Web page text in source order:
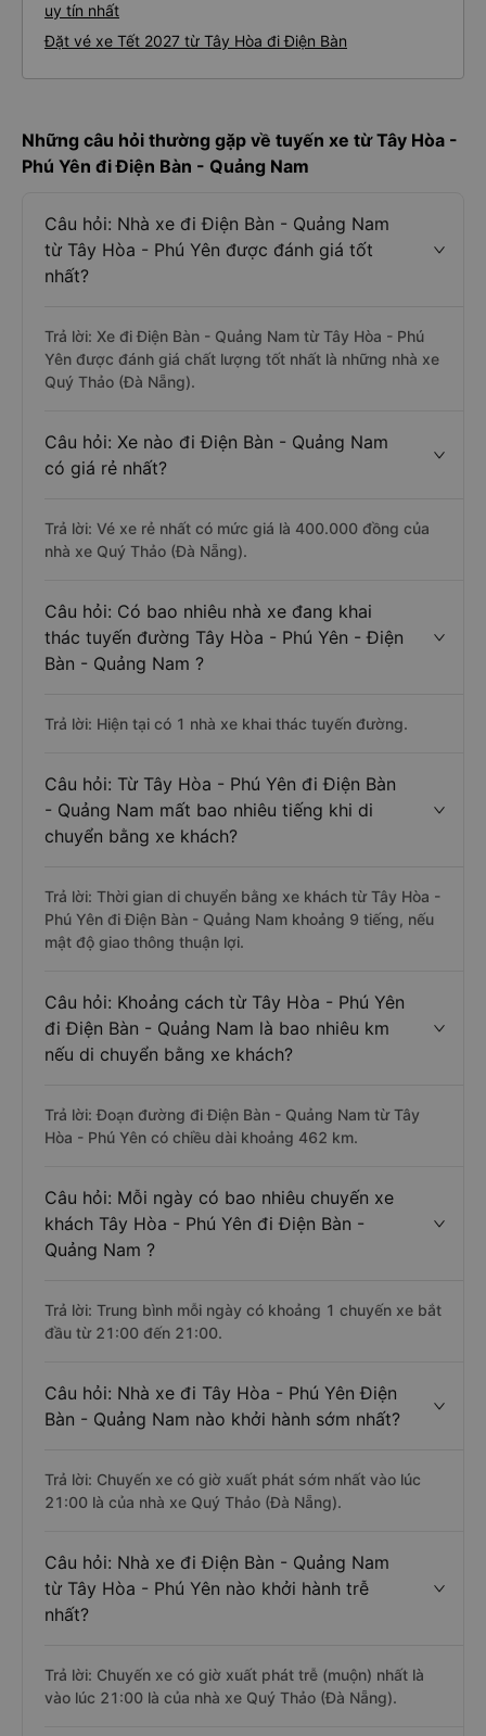
uy tín nhất
Đặt vé xe Tết 2027 từ Tây Hòa đi Điện Bàn
Những câu hỏi thường gặp về tuyến xe từ Tây Hòa -
Phú Yên đi Điện Bàn - Quảng Nam
Câu hỏi: Nhà xe đi Điện Bàn - Quảng Nam
từ Tây Hòa - Phú Yên được đánh giá tốt
nhất?
Trả lời: Xe đi Điện Bàn - Quảng Nam từ Tây Hòa - Phú
Yên được đánh giá chất lượng tốt nhất là những nhà xe
Quý Thảo (Đà Nẵng).
Câu hỏi: Xe nào đi Điện Bàn - Quảng Nam
có giá rẻ nhất?
Trả lời: Vé xe rẻ nhất có mức giá là 400.000 đồng của
nhà xe Quý Thảo (Đà Nẵng).
Câu hỏi: Có bao nhiêu nhà xe đang khai
thác tuyến đường Tây Hòa - Phú Yên - Điện
Bàn - Quảng Nam ?
Trả lời: Hiện tại có 1 nhà xe khai thác tuyến đường.
Câu hỏi: Từ Tây Hòa - Phú Yên đi Điện Bàn
- Quảng Nam mất bao nhiêu tiếng khi di
chuyển bằng xe khách?
Trả lời: Thời gian di chuyển bằng xe khách từ Tây Hòa -
Phú Yên đi Điện Bàn - Quảng Nam khoảng 9 tiếng, nếu
mật độ giao thông thuận lợi.
Câu hỏi: Khoảng cách từ Tây Hòa - Phú Yên
đi Điện Bàn - Quảng Nam là bao nhiêu km
nếu di chuyển bằng xe khách?
Trả lời: Đoạn đường đi Điện Bàn - Quảng Nam từ Tây
Hòa - Phú Yên có chiều dài khoảng 462 km.
Câu hỏi: Mỗi ngày có bao nhiêu chuyến xe
khách Tây Hòa - Phú Yên đi Điện Bàn -
Quảng Nam ?
Trả lời: Trung bình mỗi ngày có khoảng 1 chuyến xe bắt
đầu từ 21:00 đến 21:00.
Câu hỏi: Nhà xe đi Tây Hòa - Phú Yên Điện
Bàn - Quảng Nam nào khởi hành sớm nhất?
Trả lời: Chuyến xe có giờ xuất phát sớm nhất vào lúc
21:00 là của nhà xe Quý Thảo (Đà Nẵng).
Câu hỏi: Nhà xe đi Điện Bàn - Quảng Nam
từ Tây Hòa - Phú Yên nào khởi hành trễ
nhất?
Trả lời: Chuyến xe có giờ xuất phát trễ (muộn) nhất là
vào lúc 21:00 là của nhà xe Quý Thảo (Đà Nẵng).